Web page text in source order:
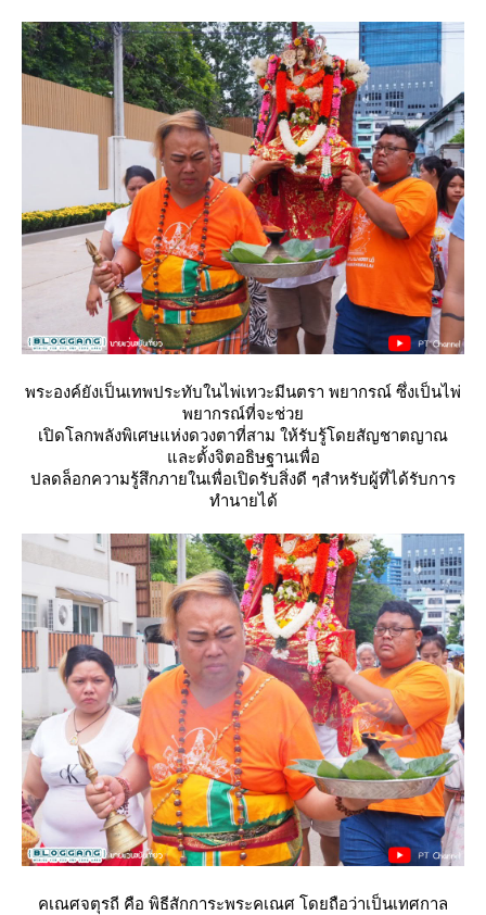
พระองค์ยังเป็นเทพประทับในไพ่เทวะมีนตรา พยากรณ์ ซึ่งเป็นไพ่
พยากรณ์ที่จะช่ว
เปิดโลกพลังพิเศษแห่งดวงตาที่สาม ให้รับรู้โดยสัญชาตญาณ
ละตั้งจิตอธิษฐานเพื่อ
ปลดล็อกความรู้สึกภายในเพื่อเปิดรับสิ่งดี ๆสำหรับผู้ที่ได้รับการ
ทำนายได้
คเณศจตุรถี คือ พิธีสักการะพระคเณศ โดยถือว่าเป็นเทศกาล